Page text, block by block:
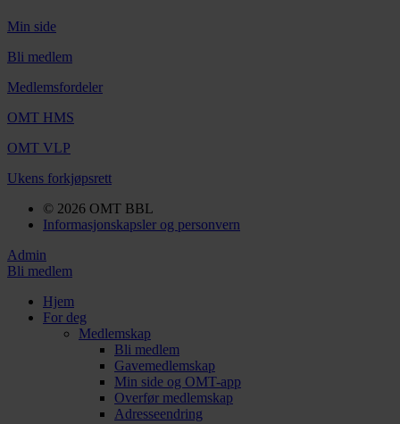
Min side
Bli medlem
Medlemsfordeler
OMT HMS
OMT VLP
Ukens forkjøpsrett
© 2026 OMT BBL
Informasjonskapsler og personvern
Admin
Bli medlem
Hjem
For deg
Medlemskap
Bli medlem
Gavemedlemskap
Min side og OMT-app
Overfør medlemskap
Adresseendring